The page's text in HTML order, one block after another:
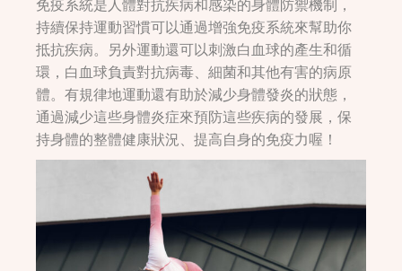
免疫系統是人體對抗疾病和感染的身體防禦機制，
持續保持運動習慣可以通過增強免疫系統來幫助你
抵抗疾病。另外運動還可以刺激白血球的產生和循
環，白血球負責對抗病毒、細菌和其他有害的病原
體。有規律地運動還有助於減少身體發炎的狀態，
通過減少這些身體炎症來預防這些疾病的發展，保
持身體的整體健康狀況、提高自身的免疫力喔！